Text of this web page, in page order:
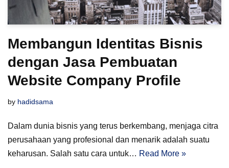
Membangun Identitas Bisnis
dengan Jasa Pembuatan
Website Company Profile
by hadidsama
Dalam dunia bisnis yang terus berkembang, menjaga citra
perusahaan yang profesional dan menarik adalah suatu
keharusan. Salah satu cara untuk… Read More »